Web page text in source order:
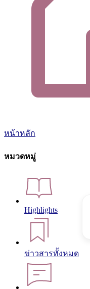
หน้าหลัก
หมวดหมู่
Highlights
ข่าวสารทั้งหมด